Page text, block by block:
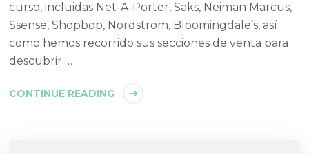
curso, incluidas Net-A-Porter, Saks, Neiman Marcus,
Ssense, Shopbop, Nordstrom, Bloomingdale’s, así
como hemos recorrido sus secciones de venta para
descubrir …
CONTINUE READING